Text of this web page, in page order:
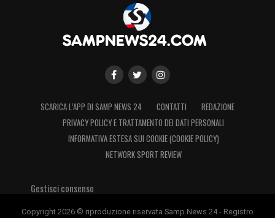
SCARICA L’APP DI SAMP NEWS 24 CONTATTI
REDAZIONE
PRIVACY POLICY E TRATTAMENTO DEI DATI PERSONALI
INFORMATIVA ESTESA SUI COOKIE (COOKIE POLICY)
NETWORK SPORT REVIEW
Gestisci consenso
Copyright 2026 © riproduzione riservata Samp News 24 - Registro